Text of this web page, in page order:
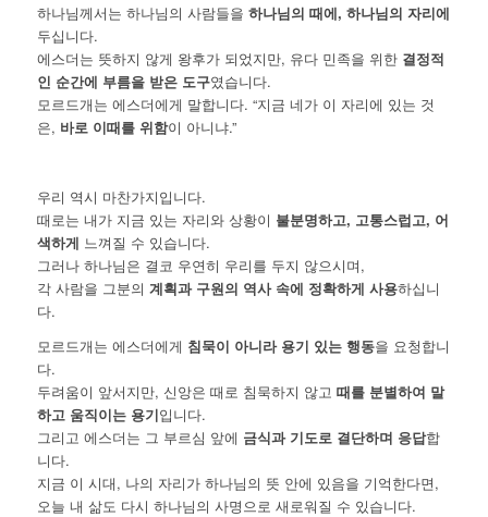
하나님께서는 하나님의 사람들을 하나님의 때에, 하나님의 자리에
두십니다.
에스더는 뜻하지 않게 왕후가 되었지만, 유다 민족을 위한 결정적
인 순간에 부름을 받은 도구였습니다.
모르드개는 에스더에게 말합니다. “지금 네가 이 자리에 있는 것
은, 바로 이때를 위함이 아니냐.”
우리 역시 마찬가지입니다.
때로는 내가 지금 있는 자리와 상황이 불분명하고, 고통스럽고, 어
색하게 느껴질 수 있습니다.
그러나 하나님은 결코 우연히 우리를 두지 않으시며,
각 사람을 그분의 계획과 구원의 역사 속에 정확하게 사용하십니
다.
모르드개는 에스더에게 침묵이 아니라 용기 있는 행동을 요청합니
다.
두려움이 앞서지만, 신앙은 때로 침묵하지 않고 때를 분별하여 말
하고 움직이는 용기입니다.
그리고 에스더는 그 부르심 앞에 금식과 기도로 결단하며 응답합
니다.
지금 이 시대, 나의 자리가 하나님의 뜻 안에 있음을 기억한다면,
오늘 내 삶도 다시 하나님의 사명으로 새로워질 수 있습니다.